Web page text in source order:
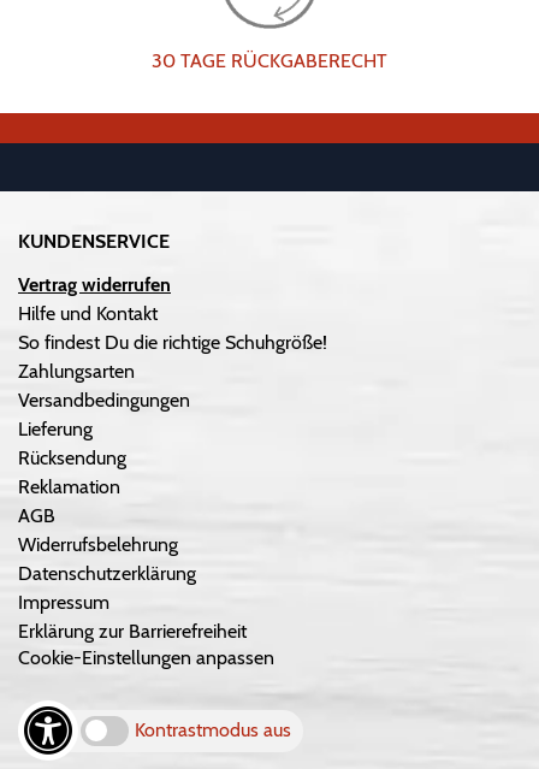
30 TAGE RÜCKGABERECHT
KUNDENSERVICE
Vertrag widerrufen
Hilfe und Kontakt
So findest Du die richtige Schuhgröße!
Zahlungsarten
Versandbedingungen
Lieferung
Rücksendung
Reklamation
AGB
Widerrufsbelehrung
Datenschutzerklärung
Impressum
Erklärung zur Barrierefreiheit
Cookie-Einstellungen anpassen
Kontrastmodus aus